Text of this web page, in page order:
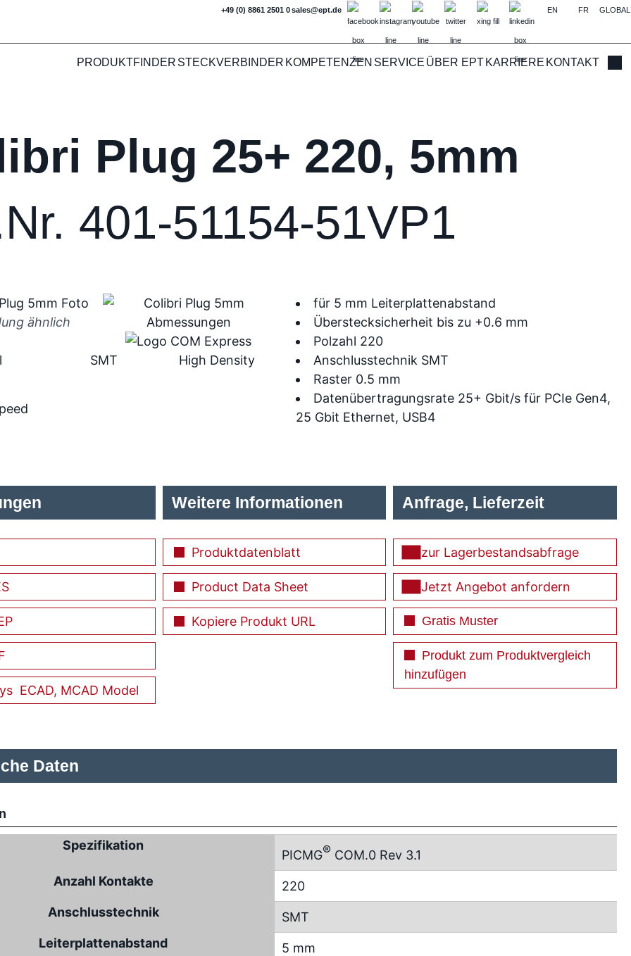
+49 (0) 8861 2501 0sales@ept.de EN FR GLOBAL
PRODUKTFINDER STECKVERBINDER KOMPETENZEN SERVICE ÜBER EPTKARRIERE KONTAKT
Plug 25+ 220, 5mm
401-51154-51VP1
ähnlich
für 5 mm Leiterplattenabstand
Überstecksicherheit bis zu +0.6 mm
Polzahl 220
Anschlusstechnik SMT
Raster 0.5 mm
Datenübertragungsrate 25+ Gbit/s für PCIe Gen4,
25 Gbit Ethernet, USB4
SMT High Density
ECAD, MCAD Model
Weitere Informationen
Produktdatenblatt
Product Data Sheet
Kopiere Produkt URL
Anfrage, Lieferzeit
zur Lagerbestandsabfrage
Jetzt Angebot anfordern
Gratis Muster
Produkt zum Produktvergleich
hinzufügen
Daten
Spezifikation
PICMG® COM.0 Rev 3.1
Anzahl Kontakte
220
Anschlusstechnik
SMT
Leiterplattenabstand
5 mm